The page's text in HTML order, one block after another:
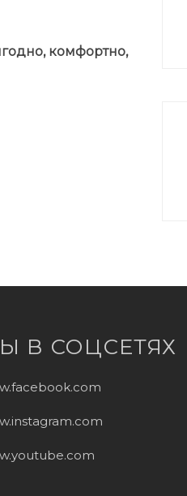
, комфортно,
МЫ В СОЦСЕТЯХ